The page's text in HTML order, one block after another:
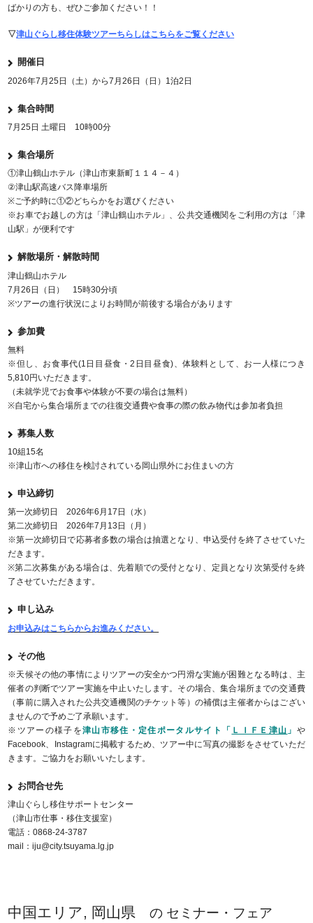
ばかりの方も、ぜひご参加ください！！
▽津山ぐらし移住体験ツアーちらしはこちらをご覧ください
開催日
2026年7月25日（土）から7月26日（日）1泊2日
集合時間
7月25日 土曜日 10時00分
集合場所
①津山鶴山ホテル（津山市東新町１１４－４）
②津山駅高速バス降車場所
※ご予約時に①②どちらかをお選びください
※お車でお越しの方は「津山鶴山ホテル」、公共交通機関をご利用の方は「津
山駅」が便利です
解散場所・解散時間
津山鶴山ホテル
7月26日（日） 15時30分頃
※ツアーの進行状況によりお時間が前後する場合があります
参加費
無料
※但し、お食事代(1日目昼食・2日目昼食)、体験料として、お一人様につき
5,810円いただきます。
（未就学児でお食事や体験が不要の場合は無料）
※自宅から集合場所までの往復交通費や食事の際の飲み物代は参加者負担
募集人数
10組15名
※津山市への移住を検討されている岡山県外にお住まいの方
申込締切
第一次締切日 2026年6月17日（水）
第二次締切日 2026年7月13日（月）
※第一次締切日で応募者多数の場合は抽選となり、申込受付を終了させていた
だきます。
※第二次募集がある場合は、先着順での受付となり、定員となり次第受付を終
了させていただきます。
申し込み
お申込みはこちらからお進みください。
その他
※天候その他の事情によりツアーの安全かつ円滑な実施が困難となる時は、主
催者の判断でツアー実施を中止いたします。その場合、集合場所までの交通費
（事前に購入された公共交通機関のチケット等）の補償は主催者からはござい
ませんので予めご了承願います。
※ツアーの様子を津山市移住・定住ポータルサイト「 ＬＩＦＥ津山 」 や
Facebook、Instagramに掲載するため、ツアー中に写真の撮影をさせていただ
きます。ご協力をお願いいたします。
お問合せ先
津山ぐらし移住サポートセンター
（津山市仕事・移住支援室）
電話：0868-24-3787
mail：iju@city.tsuyama.lg.jp
中国エリア, 岡山県 の セミナー・フェア